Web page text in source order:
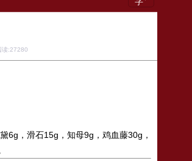
:27280
6g，滑石15g，知母9g，鸡血藤30g，